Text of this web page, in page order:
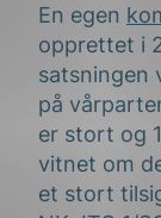
En egen
opprettet i
satsningen
på
er stort og
vitnet om
et stort